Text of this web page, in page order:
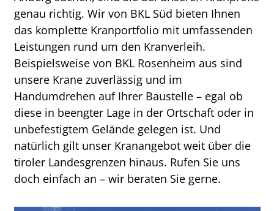
genau richtig. Wir von BKL Süd bieten Ihnen
das komplette Kranportfolio mit umfassenden
Leistungen rund um den Kranverleih.
Beispielsweise von BKL Rosenheim aus sind
unsere Krane zuverlässig und im
Handumdrehen auf Ihrer Baustelle – egal ob
diese in beengter Lage in der Ortschaft oder in
unbefestigtem Gelände gelegen ist. Und
natürlich gilt unser Kranangebot weit über die
tiroler Landesgrenzen hinaus. Rufen Sie uns
doch einfach an – wir beraten Sie gerne.